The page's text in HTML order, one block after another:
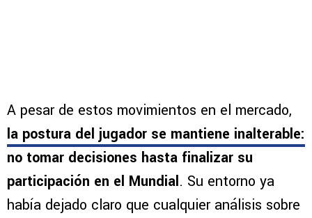
A pesar de estos movimientos en el mercado,
la postura del jugador se mantiene inalterable:
no tomar decisiones hasta finalizar su
participación en el Mundial. Su entorno ya
había dejado claro que cualquier análisis sobre